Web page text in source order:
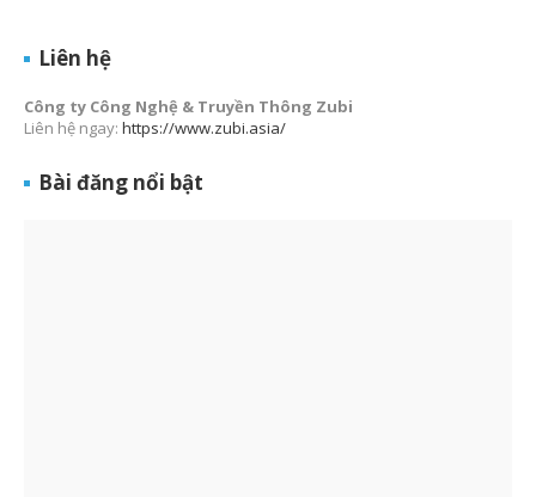
Liên hệ
Công ty Công Nghệ & Truyền Thông Zubi
Liên hệ ngay: https://www.zubi.asia/
Bài đăng nổi bật